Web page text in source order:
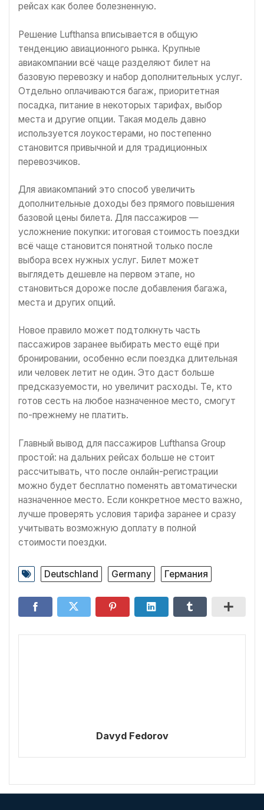
рейсах как более болезненную.
Решение Lufthansa вписывается в общую
тенденцию авиационного рынка. Крупные
авиакомпании всё чаще разделяют билет на
базовую перевозку и набор дополнительных услуг.
Отдельно оплачиваются багаж, приоритетная
посадка, питание в некоторых тарифах, выбор
места и другие опции. Такая модель давно
используется лоукостерами, но постепенно
становится привычной и для традиционных
перевозчиков.
Для авиакомпаний это способ увеличить
дополнительные доходы без прямого повышения
базовой цены билета. Для пассажиров —
усложнение покупки: итоговая стоимость поездки
всё чаще становится понятной только после
выбора всех нужных услуг. Билет может
выглядеть дешевле на первом этапе, но
становиться дороже после добавления багажа,
места и других опций.
Новое правило может подтолкнуть часть
пассажиров заранее выбирать место ещё при
бронировании, особенно если поездка длительная
или человек летит не один. Это даст больше
предсказуемости, но увеличит расходы. Те, кто
готов сесть на любое назначенное место, смогут
по-прежнему не платить.
Главный вывод для пассажиров Lufthansa Group
простой: на дальних рейсах больше не стоит
рассчитывать, что после онлайн-регистрации
можно будет бесплатно поменять автоматически
назначенное место. Если конкретное место важно,
лучше проверять условия тарифа заранее и сразу
учитывать возможную доплату в полной
стоимости поездки.
Deutschland Germany Германия
Davyd Fedorov